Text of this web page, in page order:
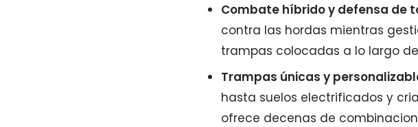
Combate híbrido y defensa de
contra las hordas mientras
trampas colocadas a lo largo
Trampas únicas y
hasta suelos electrificados y
ofrece decenas de